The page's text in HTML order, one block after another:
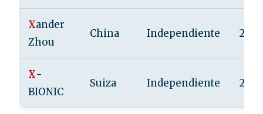
Xander
Zhou
China Independiente
X-
BIONIC
Suiza Independiente 2001